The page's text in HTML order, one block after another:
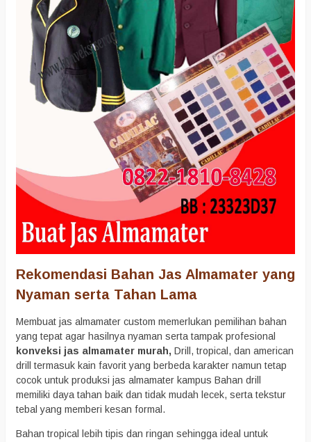
Rekomendasi Bahan Jas Almamater yang
Nyaman serta Tahan Lama
Membuat jas almamater custom memerlukan pemilihan bahan
yang tepat agar hasilnya nyaman serta tampak profesional
konveksi jas almamater murah, Drill, tropical, dan american
drill termasuk kain favorit yang berbeda karakter namun tetap
cocok untuk produksi jas almamater kampus Bahan drill
memiliki daya tahan baik dan tidak mudah lecek, serta tekstur
tebal yang memberi kesan formal.
Bahan tropical lebih tipis dan ringan sehingga ideal untuk